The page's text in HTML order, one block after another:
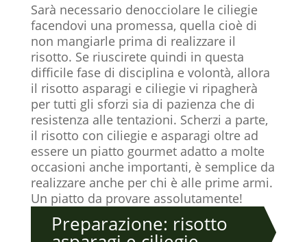
Sarà necessario denocciolare le ciliegie
facendovi una promessa, quella cioè di
non mangiarle prima di realizzare il
risotto. Se riuscirete quindi in questa
difficile fase di disciplina e volontà, allora
il risotto asparagi e ciliegie vi ripagherà
per tutti gli sforzi sia di pazienza che di
resistenza alle tentazioni. Scherzi a parte,
il risotto con ciliegie e asparagi oltre ad
essere un piatto gourmet adatto a molte
occasioni anche importanti, è semplice da
realizzare anche per chi è alle prime armi.
Un piatto da provare assolutamente!
Preparazione: risotto